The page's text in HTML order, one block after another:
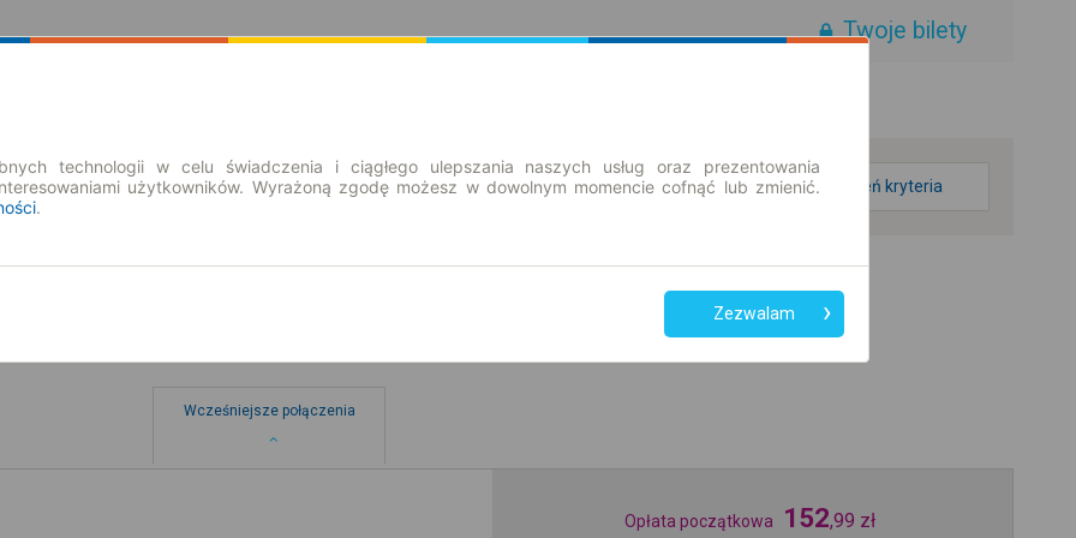
Twoje bilety
zmień kryteria
Wcześniejsze połączenia
Opłata początkowa 152,99 zł
technologii w celu świadczenia i ciągłego ulepszania naszych usług oraz prezentowania
użytkowników. Wyrażoną zgodę możesz w dowolnym momencie cofnąć lub zmienić.
.
Zezwalam